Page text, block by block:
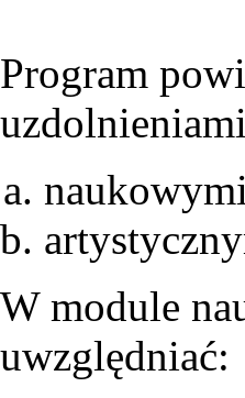
Program
W module
uwzględniać: